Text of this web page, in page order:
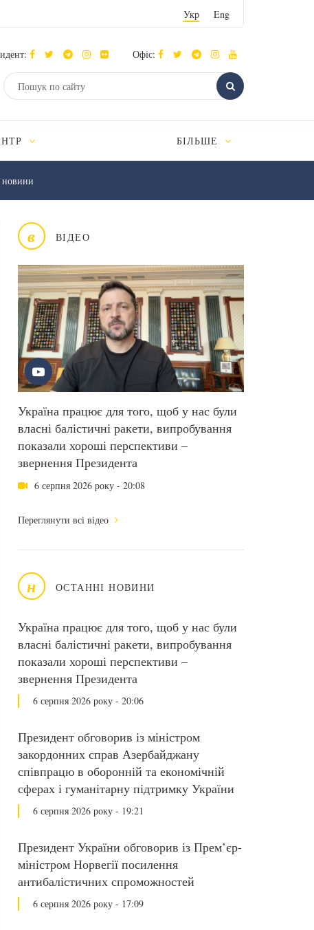
Укр Eng
Офіс:
БІЛЬШЕ
новини
в ВІДЕО
Україна працює для того, щоб у нас були
власні балістичні ракети, випробування
показали хороші перспективи –
звернення Президента
6 серпня 2026 року - 20:08
Переглянути всі відео
н ОСТАННІ НОВИНИ
Україна працює для того, щоб у нас були
власні балістичні ракети, випробування
показали хороші перспективи –
звернення Президента
6 серпня 2026 року - 20:06
Президент обговорив із міністром
закордонних справ Азербайджану
співпрацю в оборонній та економічній
сферах і гуманітарну підтримку України
6 серпня 2026 року - 19:21
Президент України обговорив із Прем’єр-
міністром Норвегії посилення
антибалістичних спроможностей
6 серпня 2026 року - 17:09